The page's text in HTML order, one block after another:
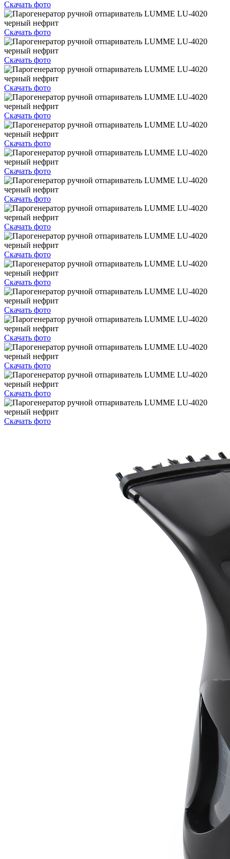
Скачать фото
Скачать фото
Скачать фото
Скачать фото
Скачать фото
Скачать фото
Скачать фото
Скачать фото
Скачать фото
Скачать фото
Скачать фото
Скачать фото
Скачать фото
Скачать фото
Скачать фото
Скачать фото